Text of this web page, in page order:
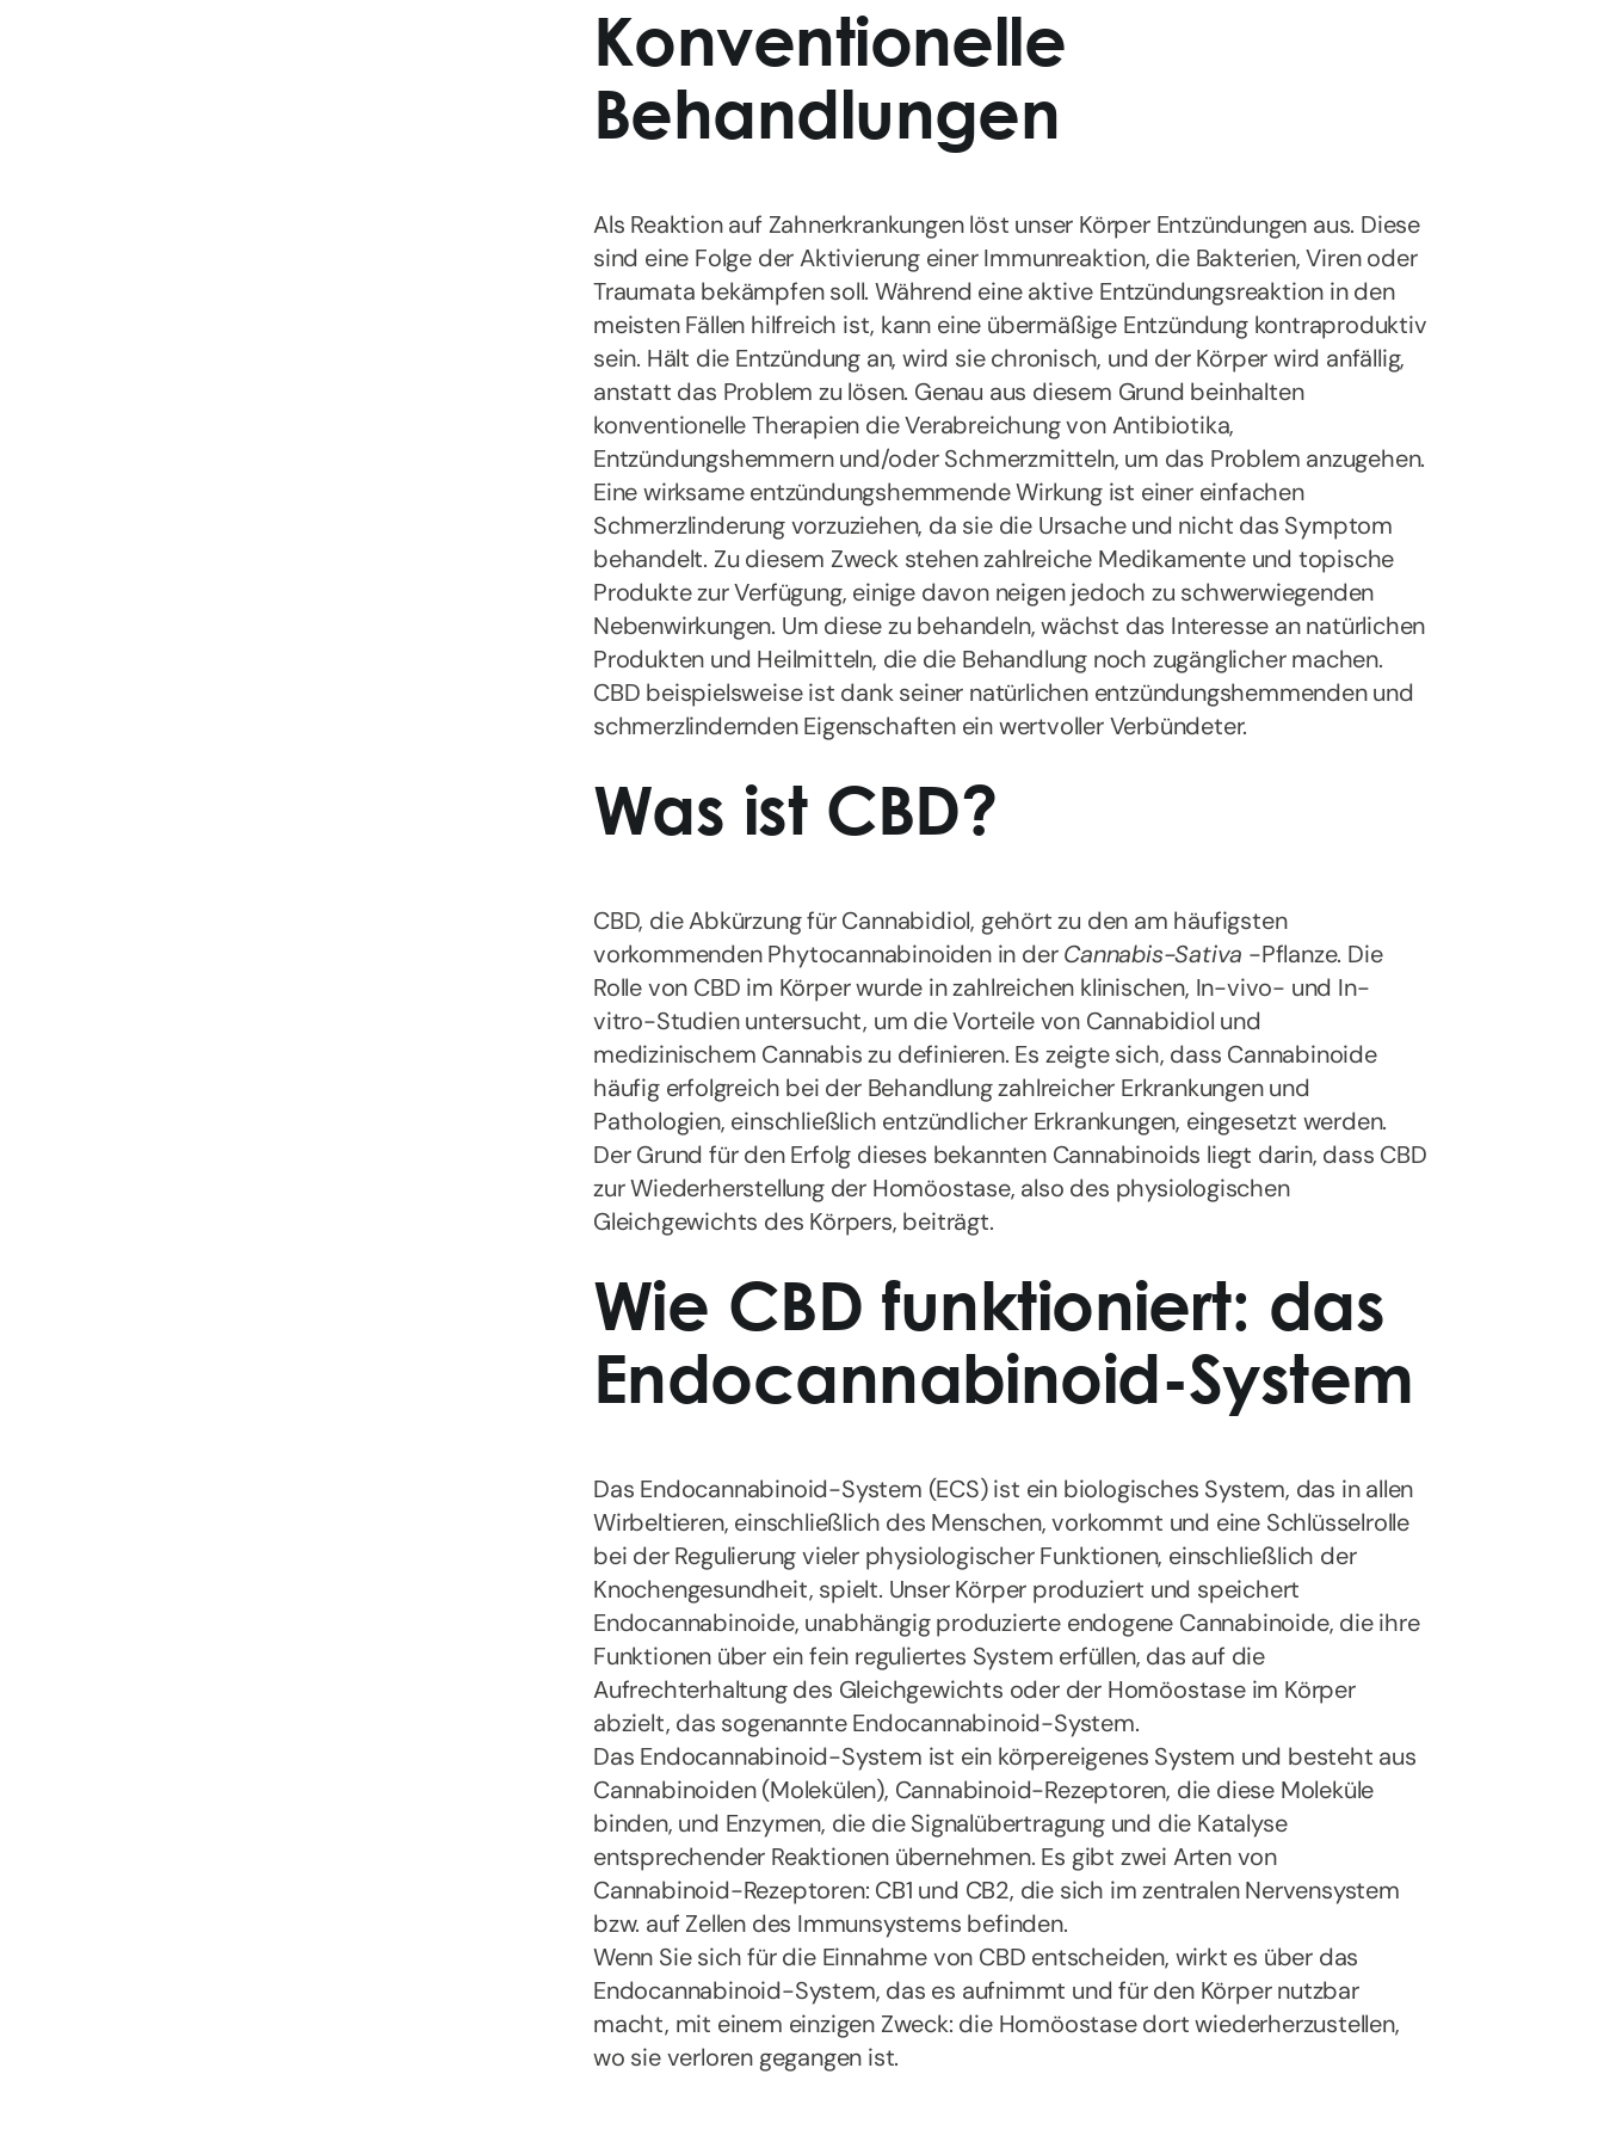
Konventionelle
Behandlungen
Als Reaktion auf Zahnerkrankungen löst unser Körper Entzündungen aus. Diese
sind eine Folge der Aktivierung einer Immunreaktion, die Bakterien, Viren oder
Traumata bekämpfen soll. Während eine aktive Entzündungsreaktion in den
meisten Fällen hilfreich ist, kann eine übermäßige Entzündung kontraproduktiv
sein. Hält die Entzündung an, wird sie chronisch, und der Körper wird anfällig,
anstatt das Problem zu lösen. Genau aus diesem Grund beinhalten
konventionelle Therapien die Verabreichung von Antibiotika,
Entzündungshemmern und/oder Schmerzmitteln, um das Problem anzugehen.
Eine wirksame entzündungshemmende Wirkung ist einer einfachen
Schmerzlinderung vorzuziehen, da sie die Ursache und nicht das Symptom
behandelt. Zu diesem Zweck stehen zahlreiche Medikamente und topische
Produkte zur Verfügung, einige davon neigen jedoch zu schwerwiegenden
Nebenwirkungen. Um diese zu behandeln, wächst das Interesse an natürlichen
Produkten und Heilmitteln, die die Behandlung noch zugänglicher machen.
CBD beispielsweise ist dank seiner natürlichen entzündungshemmenden und
schmerzlindernden Eigenschaften ein wertvoller Verbündeter.
Was ist CBD?
CBD, die Abkürzung für Cannabidiol, gehört zu den am häufigsten
vorkommenden Phytocannabinoiden in derCannabis-Sativa -Pflanze. Die
Rolle von CBD im Körper wurde in zahlreichen klinischen, In-vivo- und In-
vitro-Studien untersucht, um die Vorteile von Cannabidiol und
medizinischem Cannabis zu definieren. Es zeigte sich, dass Cannabinoide
häufig erfolgreich bei der Behandlung zahlreicher Erkrankungen und
Pathologien, einschließlich entzündlicher Erkrankungen, eingesetzt werden.
Der Grund für den Erfolg dieses bekannten Cannabinoids liegt darin, dass CBD
zur Wiederherstellung der Homöostase, also des physiologischen
Gleichgewichts des Körpers, beiträgt.
Wie CBD funktioniert: das
Endocannabinoid-System
Das Endocannabinoid-System (ECS) ist ein biologisches System, das in allen
Wirbeltieren, einschließlich des Menschen, vorkommt und eine Schlüsselrolle
bei der Regulierung vieler physiologischer Funktionen, einschließlich der
Knochengesundheit, spielt. Unser Körper produziert und speichert
Endocannabinoide, unabhängig produzierte endogene Cannabinoide, die ihre
Funktionen über ein fein reguliertes System erfüllen, das auf die
Aufrechterhaltung des Gleichgewichts oder der Homöostase im Körper
abzielt, das sogenannte Endocannabinoid-System.
Das Endocannabinoid-System ist ein körpereigenes System und besteht aus
Cannabinoiden (Molekülen), Cannabinoid-Rezeptoren, die diese Moleküle
binden, und Enzymen, die die Signalübertragung und die Katalyse
entsprechender Reaktionen übernehmen. Es gibt zwei Arten von
Cannabinoid-Rezeptoren: CB1 und CB2, die sich im zentralen Nervensystem
bzw. auf Zellen des Immunsystems befinden.
Wenn Sie sich für die Einnahme von CBD entscheiden, wirkt es über das
Endocannabinoid-System, das es aufnimmt und für den Körper nutzbar
macht, mit einem einzigen Zweck: die Homöostase dort wiederherzustellen,
wo sie verloren gegangen ist.